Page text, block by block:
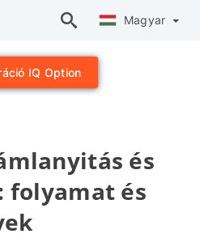
Magyar
IQ Option
és
folyamat és